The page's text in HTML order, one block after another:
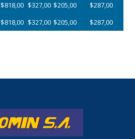
$818,00 $327,00 $205,00
$287,00
$818,00 $327,00 $205,00 $287,00